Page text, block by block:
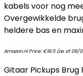
kabels voor nog
Overgewikkelde
heldere bas en
Amazon.nl Price: €18.11(as of 08/
Gitaar Pickups Brug